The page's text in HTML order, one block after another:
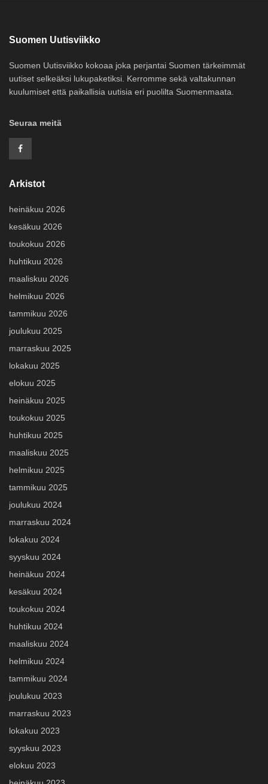
Suomen Uutisviikko
Suomen Uutisviikko kokoaa joka perjantai Suomen tärkeimmät
uutiset selkeäksi lukupaketiksi. Kerromme sekä valtakunnan
kuulumiset että paikallisia uutisia eri puolilta Suomenmaata.
Seuraa meitä
Arkistot
heinäkuu 2026
kesäkuu 2026
toukokuu 2026
huhtikuu 2026
maaliskuu 2026
helmikuu 2026
tammikuu 2026
joulukuu 2025
marraskuu 2025
lokakuu 2025
elokuu 2025
heinäkuu 2025
toukokuu 2025
huhtikuu 2025
maaliskuu 2025
helmikuu 2025
tammikuu 2025
joulukuu 2024
marraskuu 2024
lokakuu 2024
syyskuu 2024
heinäkuu 2024
kesäkuu 2024
toukokuu 2024
huhtikuu 2024
maaliskuu 2024
helmikuu 2024
tammikuu 2024
joulukuu 2023
marraskuu 2023
lokakuu 2023
syyskuu 2023
elokuu 2023